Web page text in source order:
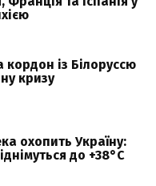
кордон із Білоруссю
кризу
охопить Україну:
до +38°C